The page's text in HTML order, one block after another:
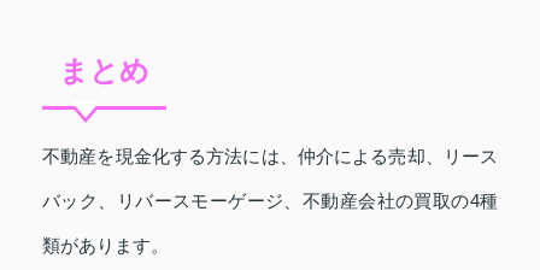
まとめ
不動産を現金化する方法には、仲介による売却、リース
バック、リバースモーゲージ、不動産会社の買取の4種
類があります。